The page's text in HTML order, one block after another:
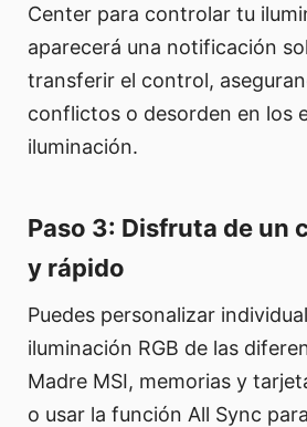
Center para controlar tu
aparecerá una notificación
transferir el control,
conflictos o desorden en los
iluminación.
Paso 3: Disfruta de un
y rápido
Puedes personalizar
iluminación RGB de las
Madre MSI, memorias y
o usar la función All Sync